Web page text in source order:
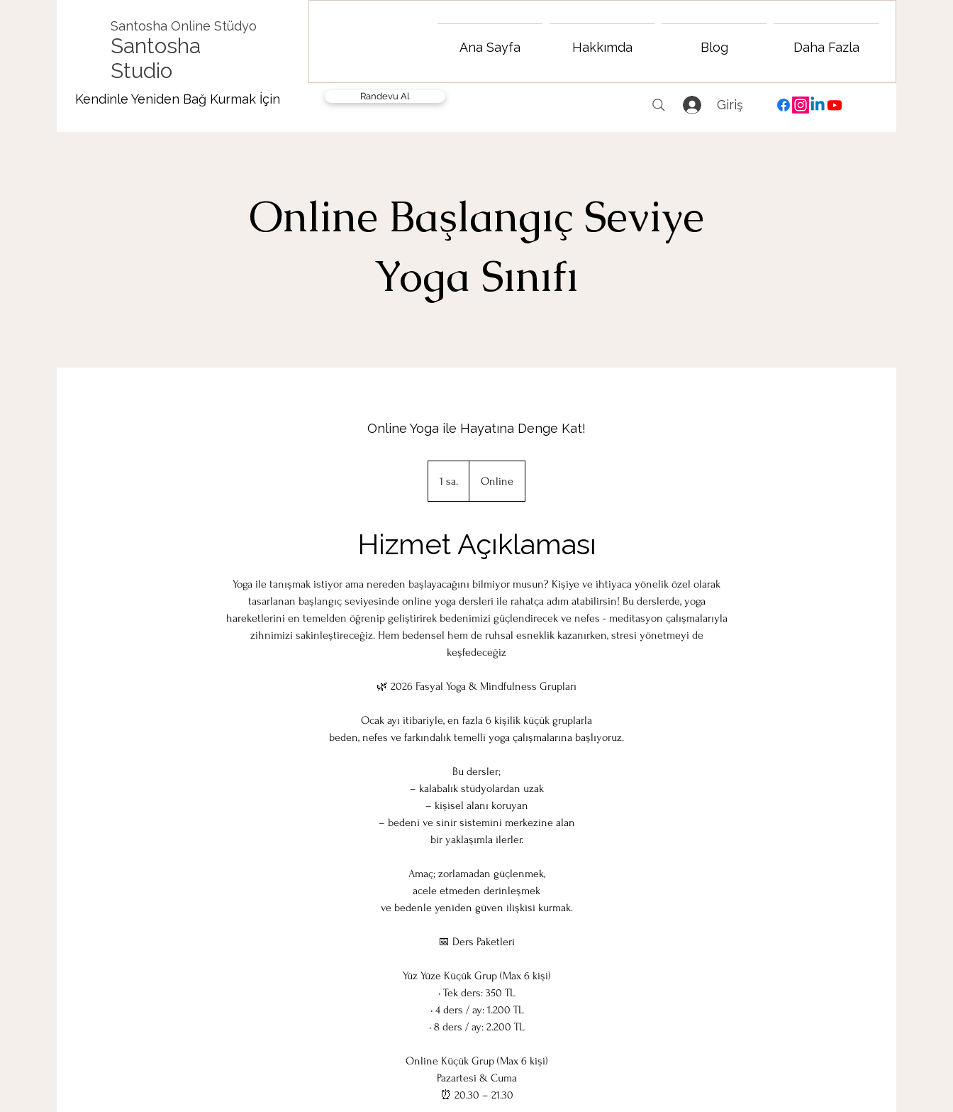
Santosha Online Stüdyo
Santosha
Studio
Ana Sayfa Hakkımda Blog Daha Fazla
Kendinle Yeniden Bağ Kurmak İçin Randevu Al
Giriş
Online Başlangıç Seviye
Yoga Sınıfı
Online Yoga ile Hayatına Denge Kat!
1 sa.
s
Online
Hizmet Açıklaması
Yoga ile tanışmak istiyor ama nereden başlayacağını bilmiyor musun? Kişiye ve ihtiyaca yönelik özel olarak
tasarlanan başlangıç ​​seviyesinde online yoga dersleri ile rahatça adım atabilirsin! Bu derslerde, yoga
hareketlerini en temelden öğrenip geliştirirek bedenimizi güçlendirecek ve nefes - meditasyon çalışmalarıyla
zihnimizi sakinleştireceğiz. Hem bedensel hem de ruhsal esneklik kazanırken, stresi yönetmeyi de
keşfedeceğiz
🌿 2026 Fasyal Yoga & Mindfulness Grupları
Ocak ayı itibariyle, en fazla 6 kişilik küçük gruplarla
beden, nefes ve farkındalık temelli yoga çalışmalarına başlıyoruz.
Bu dersler;
– kalabalık stüdyolardan uzak
– kişisel alanı koruyan
– bedeni ve sinir sistemini merkezine alan
bir yaklaşımla ilerler.
Amaç; zorlamadan güçlenmek,
acele etmeden derinleşmek
ve bedenle yeniden güven ilişkisi kurmak.
📅 Ders Paketleri
Yüz Yüze Küçük Grup (Max 6 kişi)
• Tek ders: 350 TL
• 4 ders / ay: 1.200 TL
• 8 ders / ay: 2.200 TL
Online Küçük Grup (Max 6 kişi)
Pazartesi & Cuma
⏰ 20.30 – 21.30